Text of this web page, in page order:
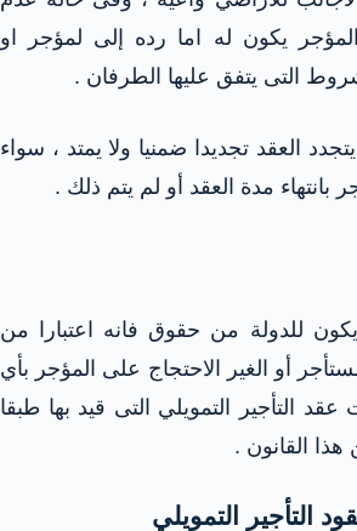
يكون له اما رده إلى لمؤجر او
التى يتفق عليها الطرفان .
العقد تجديدا ضمنيا ولا يمتد ، سواء
بانتهاء مدة العقد أو لم يتم ذلك .
للدولة من حقوق فانه اعتبارا من
أو الغير الاحتجاج على المؤجر بأي
التأجير التمويلي التى قيد بها طبقا
التأجير التمويلي